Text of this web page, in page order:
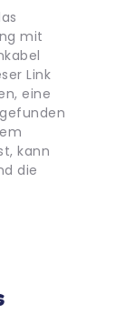
mit
Link
eine
kann
die